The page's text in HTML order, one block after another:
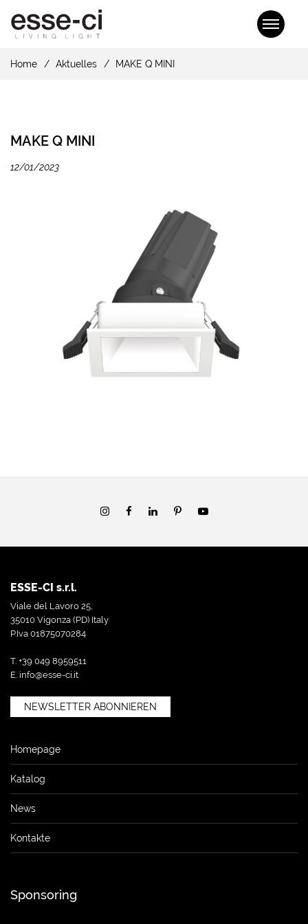
Home Aktuelles MAKE Q MINI
MAKE Q MINI
12/01/2023
ESSE-CI s.r.l.
Viale del Lavoro 25,
35010 Vigonza (PD) Italy
P.Iva 01875070284
T. +39 049 8959511
E. info@esse-ci.it
NEWSLETTER ABONNIEREN
Homepage
Katalog
News
Kontakte
Sponsoring